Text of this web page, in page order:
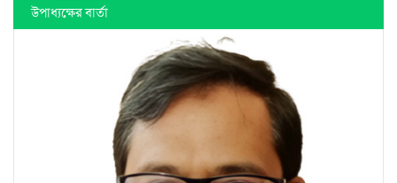
উপাধ্যক্ষের বার্তা